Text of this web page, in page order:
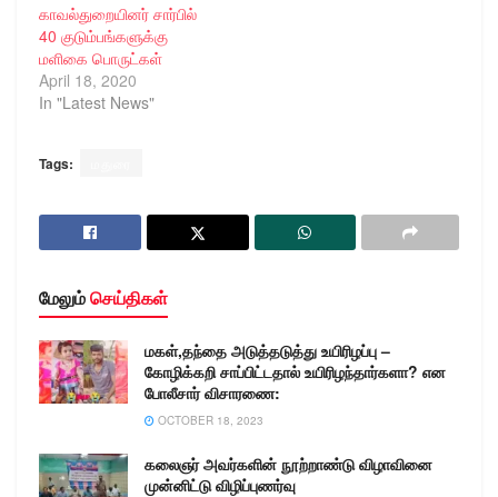
ஆகியவற்றை
வழங்கியதுடன் அவர்கள்
காவல்துறையினர் சார்பில்
40 குடும்பங்களுக்கு
மளிகை பொருட்கள்
April 18, 2020
In "Latest News"
Tags:
மேலும்செய்திகள்
மகள்,தந்தை அடுத்தடுத்து உயிரிழப்பு –
கோழிக்கறி சாப்பிட்டதால் உயிரிழந்தார்களா? என
போலீசார் விசாரணை:
OCTOBER 18, 2023
கலைஞர் அவர்களின் நூற்றாண்டு விழாவினை
முன்னிட்டு விழிப்புணர்வு